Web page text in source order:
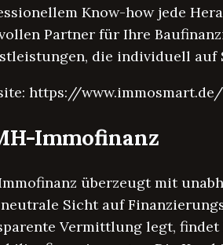
Know-how jede
Partner für Ihre
die individuell auf
https://www.immosmart.de/
Immofinanz
überzeugt mit
Sicht auf
Vermittlung legt,